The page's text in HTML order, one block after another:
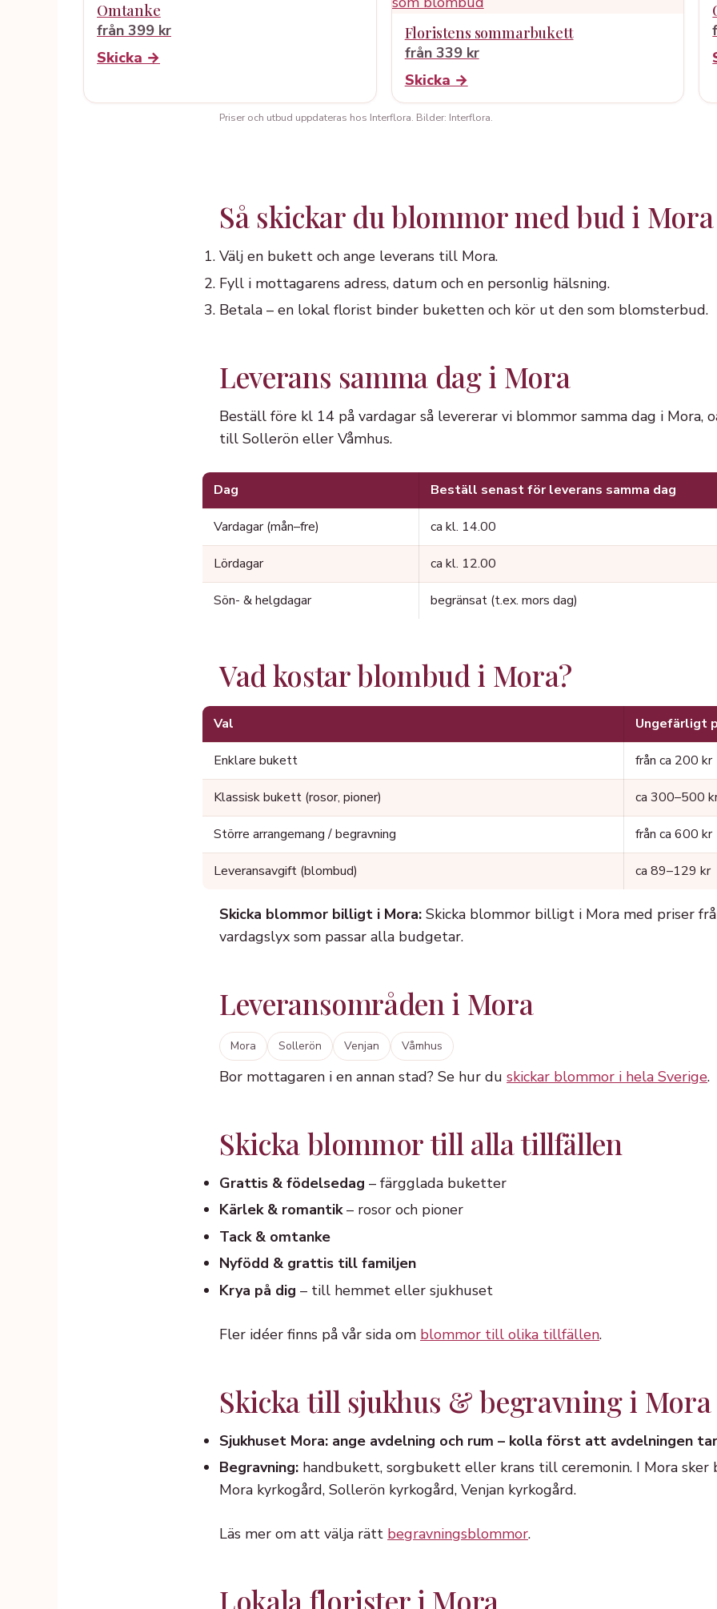
Omtanke
från 399 kr
Skicka →
Floristens sommarbukett
från 339 kr
Skicka →
Priser och utbud uppdateras hos Interflora. Bilder: Interflora.
Så skickar du blommor med bud i Mora
Välj en bukett och ange leverans till Mora.
Fyll i mottagarens adress, datum och en personlig hälsning.
Betala – en lokal florist binder buketten och kör ut den som blomsterbud.
Leverans samma dag i Mora
Beställ före kl 14 på vardagar så levererar vi blommor samma dag i Mora,
till Sollerön eller Våmhus.
Dag Beställ senast för leverans samma dag
Vardagar (mån–fre) ca kl. 14.00
Lördagar ca kl. 12.00
Sön- & helgdagar begränsat (t.ex. mors dag)
Vad kostar blombud i Mora?
Val Ungefärligt
Enklare bukett från ca 200 kr
Klassisk bukett (rosor, pioner) ca 300–500
Större arrangemang / begravning från ca 600 kr
Leveransavgift (blombud) ca 89–129 kr
Skicka blommor billigt i Mora: Skicka blommor billigt i Mora med priser
vardagslyx som passar alla budgetar.
Leveransområden i Mora
Mora Sollerön Venjan Våmhus
Bor mottagaren i en annan stad? Se hur du skickar blommor i hela Sverige.
Skicka blommor till alla tillfällen
Grattis & födelsedag – färgglada buketter
Kärlek & romantik– rosor och pioner
Tack & omtanke
Nyfödd & grattis till familjen
Krya på dig – till hemmet eller sjukhuset
Fler idéer finns på vår sida om blommor till olika tillfällen.
Skicka till sjukhus & begravning i Mora
Sjukhuset Mora: ange avdelning och rum – kolla först att avdelningen
Begravning: handbukett, sorgbukett eller krans till ceremonin. I Mora sker
Mora kyrkogård, Sollerön kyrkogård, Venjan kyrkogård.
Läs mer om att välja rätt begravningsblommor.
Lokala florister i Mora